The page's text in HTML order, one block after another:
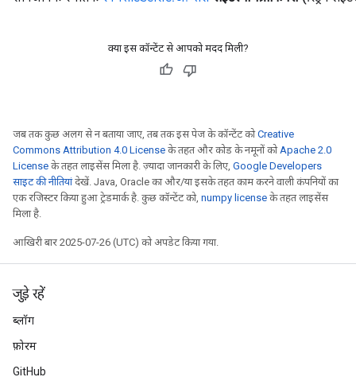
क्या इस कॉन्टेंट से आपको मदद मिली?
जब तक कुछ अलग से न बताया जाए, तब तक इस पेज के कॉन्टेंट कोCreative
Commons Attribution 4.0 License के तहत और कोड के नमूनों कोApache 2.0
License के तहत लाइसेंस मिला है. ज़्यादा जानकारी के लिए, Google Developers
साइट की नीतियांदेखें. Java, Oracle का और/या इसके तहत काम करने वाली कंपनियों का
एक रजिस्टर किया हुआ ट्रेडमार्क है. कुछ कॉन्टेंट को, numpy license के तहत लाइसेंस
मिला है.
आखिरी बार 2025-07-26 (UTC) को अपडेट किया गया.
जुड़े रहें
ब्लॉग
फ़ोरम
GitHub